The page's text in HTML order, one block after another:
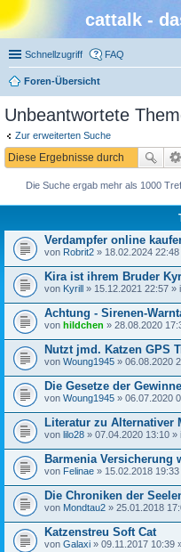
cattalk -
Schnellzugriff FAQ
Foren-Übersicht
Unbeantwortete
Zur erweiterten Suche
Die Suche ergab mehr als 1000
Verdampfer online
von Robrit2 » 18.02.2024 22:48
Kira ist ihrem Bruder
von Kyrill » 15.12.2021 22:57 »
Achtung - Sirenen-
von hildchen » 28.08.2020
Nutzt jmd. Katzen GPS
von Woung1945 » 06.08.2020
Die Gesetze der
von Woung1945 » 06.07.2020
Literatur zu Alternativer
von lilo28 » 07.04.2020 13:10 »
Barmenia Versicherung
von Felinae » 15.02.2018 19:33
Die Chroniken der
von Mondtau2 » 25.01.2018
Katzenstreu Soft Cat
von Galaxi » 09.11.2017 10:39